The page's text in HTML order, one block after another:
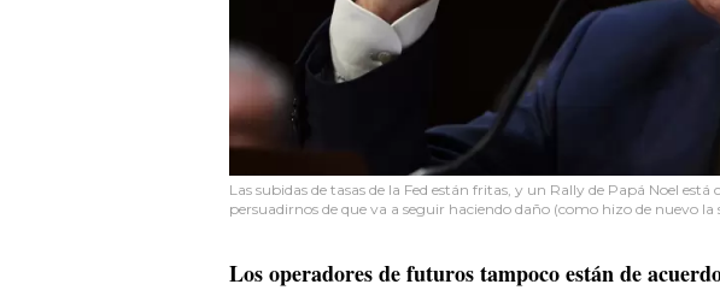
Las subidas de tasas de la Fed están fritas, y un Rally de Papá Noel
persuadirnos de que va a seguir haciendo daño (como hizo de nuevo la
Los operadores de futuros tampoco están de